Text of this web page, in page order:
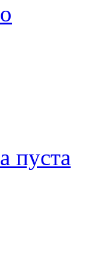
пуста